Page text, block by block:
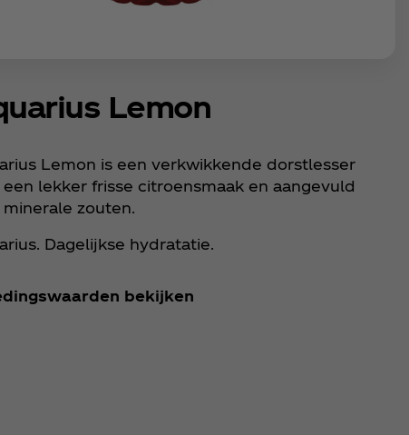
Lemon
Lemon is een verkwikkende dorstlesser
lekker frisse citroensmaak en aangevuld
zouten.
Dagelijkse hydratatie.
bekijken